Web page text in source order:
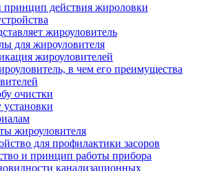
принцип действия жироловки
жироуловитель
для жироуловителя
жироуловителей
в чем его преимущества
очистки
жироуловителя
для профилактики засоров
и принцип работы прибора
канализационных